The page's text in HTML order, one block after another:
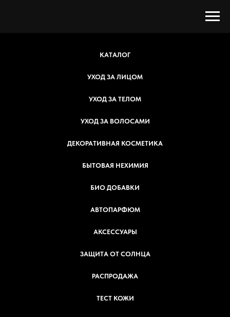
КАТАЛОГ
УХОД ЗА ЛИЦОМ
УХОД ЗА ТЕЛОМ
УХОД ЗА ВОЛОСАМИ
ДЕКОРАТИВНАЯ КОСМЕТИКА
БЫТОВАЯ НЕХИМИЯ
БИО ДОБАВКИ
АВТОПАРФЮМ
АКСЕССУАРЫ
ЗАЩИТА ОТ СОЛНЦА
РАСПРОДАЖА
ТЕСТ КОЖИ